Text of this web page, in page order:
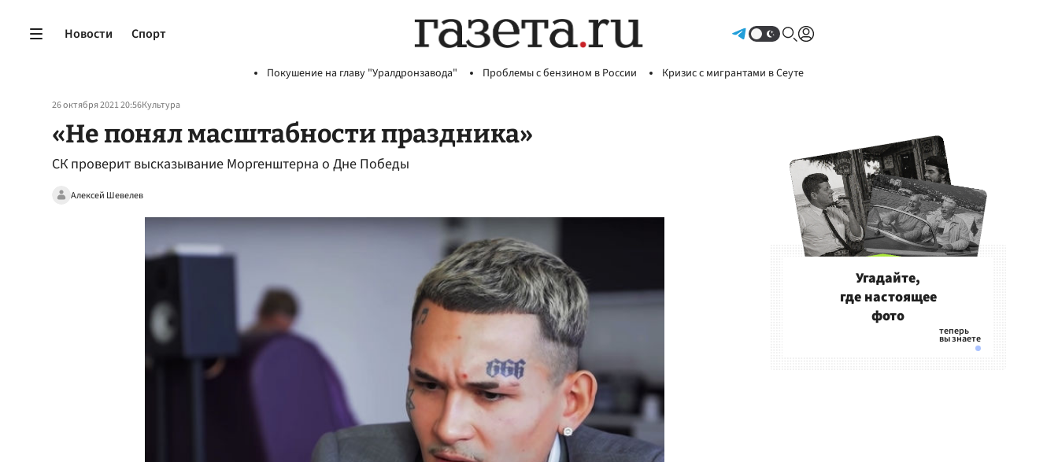
Новости Спорт
Покушение на главу "Уралдронзавода" Проблемы с бензином в России Кризис с мигрантами в Сеуте
26 октября 2021 20:56Культура
«Не понял масштабности праздника»
СК проверит высказывание Моргенштерна о Дне Победы
Алексей Шевелев
Угадайте,
где настоящее
фото